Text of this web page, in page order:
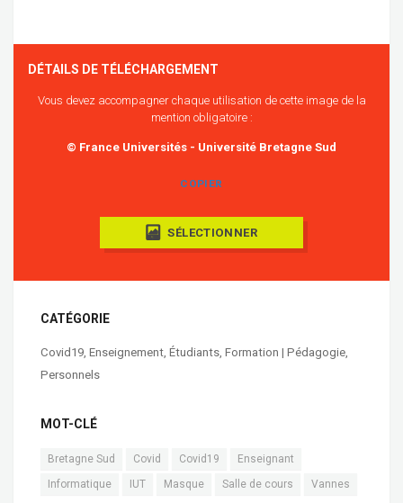
DÉTAILS DE TÉLÉCHARGEMENT
Vous devez accompagner chaque utilisation de cette image de la
mention obligatoire :
© France Universités - Université Bretagne Sud
COPIER
SÉLECTIONNER
CATÉGORIE
Covid19, Enseignement, Étudiants, Formation | Pédagogie,
Personnels
MOT-CLÉ
Bretagne Sud Covid Covid19
Enseignant
Informatique
IUT Masque Salle de cours Vannes